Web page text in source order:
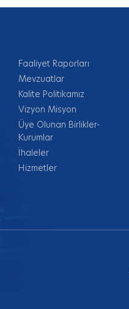
Faaliyet Raporları
Mevzuatlar
Kalite Politikamız
Vizyon Misyon
Üye Olunan Birlikler-
Kurumlar
İhaleler
Hizmetler